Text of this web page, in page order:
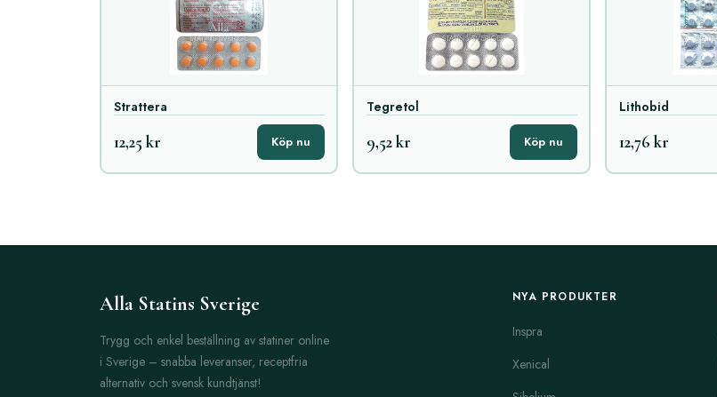
Strattera
12,25 kr Köp nu
Tegretol
9,52 kr Köp nu
Lithobid
12,76 kr
Alla Statins Sverige
Trygg och enkel beställning av statiner online
i Sverige – snabba leveranser, receptfria
alternativ och svensk kundtjänst!
NYA PRODUKTER
Inspra
Xenical